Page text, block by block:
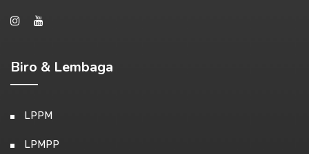
Biro & Lembaga
LPPM
LPMPP